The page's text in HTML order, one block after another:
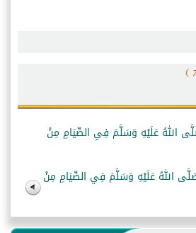
اللهُ عَلَيْهِ وَسَلَّمَ فِي الصِّيَامِ مِنْ
اللهُ عَلَيْهِ وَسَلَّمَ فِي الصِّيَامِ مِنْ